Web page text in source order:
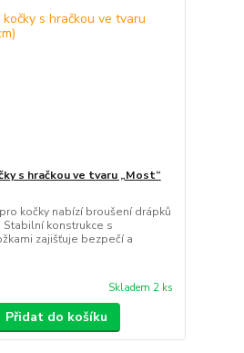
s hračkou ve tvaru „Most“
kočky nabízí broušení drápků
Stabilní konstrukce s
zajišťuje bezpečí a
Skladem 2 ks
Přidat do košíku